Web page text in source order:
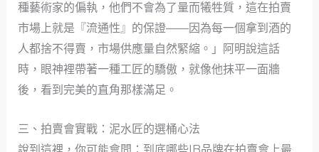
種藝術家的偏執，他們不會為了量而犧牲質，這在拍賣
市場上就是『流通性』的保證——因為每一個拿到酒的
人都捨不得賣，市場供應量自然緊縮。」阿明說這話
時，眼神裡帶著一種工匠的驕傲，就像他抹平一面牆
後，看到完美的直角那樣滿足。
三、拍賣會實戰：泥水匠的選桶心法